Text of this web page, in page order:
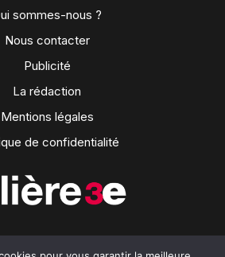
sommes-nous ?
Nous contacter
Publicité
La rédaction
Mentions légales
de confidentialité